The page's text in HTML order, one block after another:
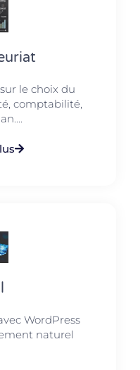
le choix du
comptabilité,
WordPress
naturel